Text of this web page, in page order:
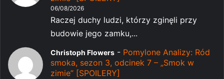
06/08/2026
Raczej duchy ludzi, którzy zginęli przy
budowie jego zamku,...
Christoph Flowers - Pomylone Analizy: Ród
smoka, sezon 3, odcinek 7 – „Smok w
zimie” [SPOILERY]